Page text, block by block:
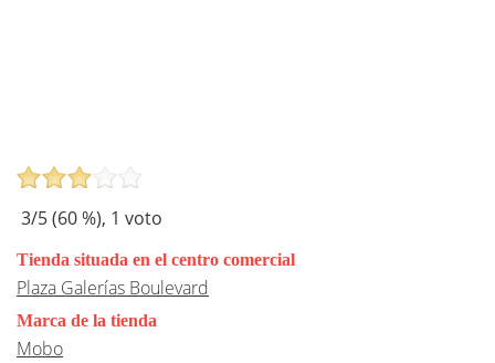
3/5 (60%), 1 voto
Tienda situada en el centro comercial
Plaza Galerías Boulevard
Marca de la tienda
Mobo